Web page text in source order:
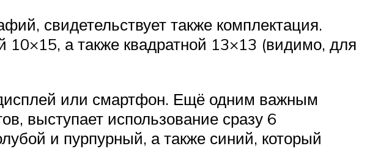
свидетельствует также комплектация.
а также квадратной 13×13 (видимо, для
или смартфон. Ещё одним важным
выступает использование сразу 6
и пурпурный, а также синий, который